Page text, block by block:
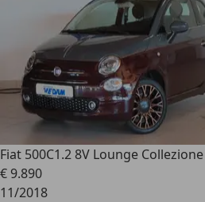
Fiat 500C1.2 8V Lounge Collezione
€ 9.890
11/2018